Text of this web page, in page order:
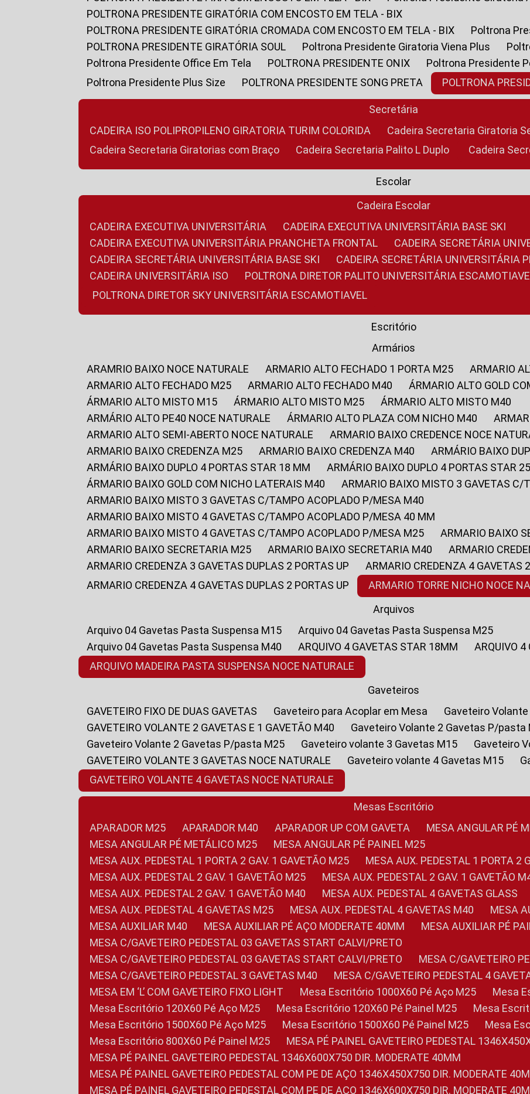
POLTRONA PRESIDENTE GIRATÓRIA COM ENCOSTO EM TELA - BIX
POLTRONA PRESIDENTE GIRATÓRIA CROMADA COM ENCOSTO EM TELA - BIX
Poltrona
POLTRONA PRESIDENTE GIRATÓRIA SOUL
Poltrona Presidente Giratoria Viena Plus
Poltrona Presidente Office Em Tela
POLTRONA PRESIDENTE ONIX
Poltrona Presidente
Poltrona Presidente Plus Size
POLTRONA PRESIDENTE SONG PRETA POLTRONA
Secretária
CADEIRA ISO POLIPROPILENO GIRATORIA TURIM COLORIDA
Cadeira Secretaria Giratoria
Cadeira Secretaria Giratorias com Braço
Cadeira Secretaria Palito L Duplo Cadeira
Escolar
Cadeira Escolar
CADEIRA EXECUTIVA UNIVERSITÁRIA
CADEIRA EXECUTIVA UNIVERSITÁRIA BASE SKI
CADEIRA EXECUTIVA UNIVERSITÁRIA PRANCHETA FRONTAL
CADEIRA SECRETÁRIA
CADEIRA SECRETÁRIA UNIVERSITÁRIA BASE SKI
CADEIRA SECRETÁRIA UNIVERSITÁRIA
CADEIRA UNIVERSITÁRIA ISO
POLTRONA DIRETOR PALITO UNIVERSITÁRIA
POLTRONA DIRETOR SKY UNIVERSITÁRIA ESCAMOTIAVEL
Escritório
Armários
ARAMRIO BAIXO NOCE NATURALE
ARMARIO ALTO FECHADO 1 PORTA M25
ARMARIO
ARMARIO ALTO FECHADO M25
ARMARIO ALTO FECHADO M40
ÁRMARIO ALTO GOLD
ÁRMARIO ALTO MISTO M15
ÁRMARIO ALTO MISTO M25
ÁRMARIO ALTO MISTO M40
ARMÁRIO ALTO PE40 NOCE NATURALE
ÁRMARIO ALTO PLAZA COM NICHO M40
ARMARIO ALTO SEMI-ABERTO NOCE NATURALE
ARMARIO BAIXO CREDENCE NOCE
ARMARIO BAIXO CREDENZA M25
ARMARIO BAIXO CREDENZA M40
ARMÁRIO BAIXO
ARMÁRIO BAIXO DUPLO 4 PORTAS STAR 18 MM
ARMÁRIO BAIXO DUPLO 4 PORTAS STAR
ÁRMARIO BAIXO GOLD COM NICHO LATERAIS M40
ARMARIO BAIXO MISTO 3 GAVETAS
ARMARIO BAIXO MISTO 3 GAVETAS C/TAMPO ACOPLADO P/MESA M40
ARMARIO BAIXO MISTO 4 GAVETAS C/TAMPO ACOPLADO P/MESA 40 MM
ARMARIO BAIXO MISTO 4 GAVETAS C/TAMPO ACOPLADO P/MESA M25
ARMARIO BAIXO
ARMARIO BAIXO SECRETARIA M25
ARMARIO BAIXO SECRETARIA M40
ARMARIO
ARMARIO CREDENZA 3 GAVETAS DUPLAS 2 PORTAS UP
ARMARIO CREDENZA 4 GAVETAS
ARMARIO CREDENZA 4 GAVETAS DUPLAS 2 PORTAS UP
ARMARIO TORRE NICHO NOCE
Arquivos
Arquivo 04 Gavetas Pasta Suspensa M15
Arquivo 04 Gavetas Pasta Suspensa M25
Arquivo 04 Gavetas Pasta Suspensa M40
ARQUIVO 4 GAVETAS STAR 18MM
ARQUIVO
ARQUIVO MADEIRA PASTA SUSPENSA NOCE NATURALE
Gaveteiros
GAVETEIRO FIXO DE DUAS GAVETAS
Gaveteiro para Acoplar em Mesa
Gaveteiro
GAVETEIRO VOLANTE 2 GAVETAS E 1 GAVETÃO M40
Gaveteiro Volante 2 Gavetas P/pasta
Gaveteiro Volante 2 Gavetas P/pasta M25
Gaveteiro volante 3 Gavetas M15
Gaveteiro
GAVETEIRO VOLANTE 3 GAVETAS NOCE NATURALE
Gaveteiro volante 4 Gavetas M15
GAVETEIRO VOLANTE 4 GAVETAS NOCE NATURALE
Mesas Escritório
APARADOR M25
APARADOR M40 APARADOR UP COM GAVETA
MESA ANGULAR PÉ
MESA ANGULAR PÉ METÁLICO M25
MESA ANGULAR PÉ PAINEL M25
MESA AUX. PEDESTAL 1 PORTA 2 GAV. 1 GAVETÃO M25
MESA AUX. PEDESTAL 1 PORTA 2
MESA AUX. PEDESTAL 2 GAV. 1 GAVETÃO M25
MESA AUX. PEDESTAL 2 GAV. 1 GAVETÃO
MESA AUX. PEDESTAL 2 GAV. 1 GAVETÃO M40
MESA AUX. PEDESTAL 4 GAVETAS GLASS
MESA AUX. PEDESTAL 4 GAVETAS M25
MESA AUX. PEDESTAL 4 GAVETAS M40
MESA
MESA AUXILIAR M40
MESA AUXILIAR PÉ AÇO MODERATE 40MM
MESA AUXILIAR PÉ
MESA C/GAVETEIRO PEDESTAL 03 GAVETAS START CALVI/PRETO
MESA C/GAVETEIRO PEDESTAL 03 GAVETAS START CALVI/PRETO
MESA C/GAVETEIRO
MESA C/GAVETEIRO PEDESTAL 3 GAVETAS M40
MESA C/GAVETEIRO PEDESTAL 4
MESA EM ‘L’ COM GAVETEIRO FIXO LIGHT
Mesa Escritório 1000X60 Pé Aço M25
Mesa
Mesa Escritório 120X60 Pé Aço M25
Mesa Escritório 120X60 Pé Painel M25
Mesa
Mesa Escritório 1500X60 Pé Aço M25
Mesa Escritório 1500X60 Pé Painel M25
Mesa
Mesa Escritório 800X60 Pé Painel M25
MESA PÉ PAINEL GAVETEIRO PEDESTAL
MESA PÉ PAINEL GAVETEIRO PEDESTAL 1346X600X750 DIR. MODERATE 40MM
MESA PÉ PAINEL GAVETEIRO PEDESTAL COM PE DE AÇO 1346X450X750 DIR. MODERATE
MESA PÉ PAINEL GAVETEIRO PEDESTAL COM PE DE AÇO 1346X600X750 DIR. MODERATE